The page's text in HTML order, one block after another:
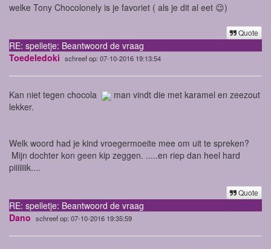
welke Tony Chocolonely is je favoriet ( als je dit al eet 😉)
Quote
RE: spelletje: Beantwoord de vraag
Toedeledoki schreef op: 07-10-2016 19:13:54
Kan niet tegen chocola
man vindt die met karamel en zeezout
lekker.
Welk woord had je kind vroegermoeite mee om uit te spreken?
Mijn dochter kon geen kip zeggen. .....en riep dan heel hard
piiiiiiik....
Quote
RE: spelletje: Beantwoord de vraag
Dano schreef op: 07-10-2016 19:35:59